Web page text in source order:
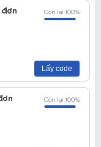
Còn lại 100%
Lấy code
Còn lại 100%